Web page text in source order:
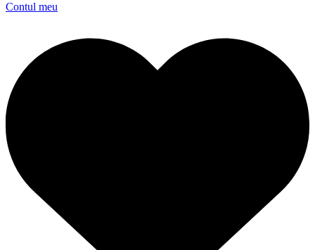
Contul meu